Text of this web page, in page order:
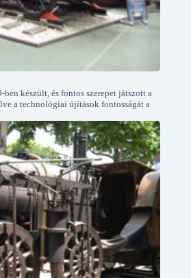
készült, és fontos szerepet játszott a
a technológiai újítások fontosságát a